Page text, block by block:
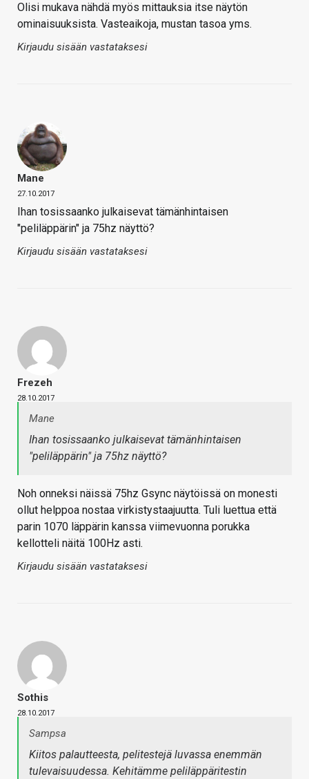
Olisi mukava nähdä myös mittauksia itse näytön
ominaisuuksista. Vasteaikoja, mustan tasoa yms.
Kirjaudu sisään vastataksesi
Mane
27.10.2017
Ihan tosissaanko julkaisevat tämänhintaisen
"peliläppärin" ja 75hz näyttö?
Kirjaudu sisään vastataksesi
Frezeh
28.10.2017
Mane
Ihan tosissaanko julkaisevat tämänhintaisen
"peliläppärin" ja 75hz näyttö?
Noh onneksi näissä 75hz Gsync näytöissä on monesti
ollut helppoa nostaa virkistystaajuutta. Tuli luettua että
parin 1070 läppärin kanssa viimevuonna porukka
kellotteli näitä 100Hz asti.
Kirjaudu sisään vastataksesi
Sothis
28.10.2017
Sampsa
Kiitos palautteesta, pelitestejä luvassa enemmän
tulevaisuudessa. Kehitämme peliläppäritestin